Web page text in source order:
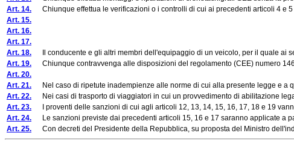
Art. 14. Chiunque effettua le verificazioni o i controlli di cui ai precedenti articoli 4 e
Art. 15.
Art. 16.
Art. 17.
Art. 18. Il conducente e gli altri membri dell'equipaggio di un veicolo, per il quale ai
Art. 19. Chiunque contravvenga alle disposizioni del regolamento (CEE) numero
Art. 20.
Art. 21. Nel caso di ripetute inadempienze alle norme di cui alla presente legge e a
Art. 22. Nei casi di trasporto di viaggiatori in cui un provvedimento di abilitazione
Art. 23. I proventi delle sanzioni di cui agli articoli 12, 13, 14, 15, 16, 17, 18 e 19
Art. 24. Le sanzioni previste dai precedenti articoli 15, 16 e 17 saranno applicate a
Art. 25. Con decreti del Presidente della Repubblica, su proposta del Ministro